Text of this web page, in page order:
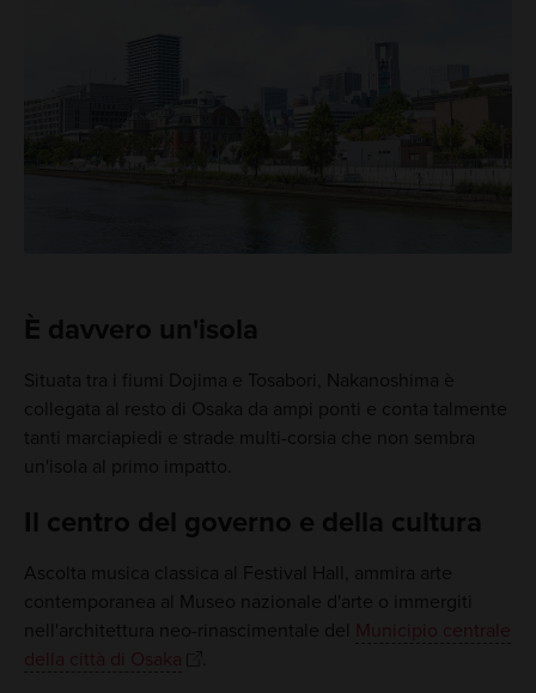
È davvero un'isola
Situata tra i fiumi Dojima e Tosabori, Nakanoshima è
collegata al resto di Osaka da ampi ponti e conta talmente
tanti marciapiedi e strade multi-corsia che non sembra
un'isola al primo impatto.
Il centro del governo e della cultura
Ascolta musica classica al Festival Hall, ammira arte
contemporanea al Museo nazionale d'arte o immergiti
nell'architettura neo-rinascimentale del Municipio centrale
della città di Osaka